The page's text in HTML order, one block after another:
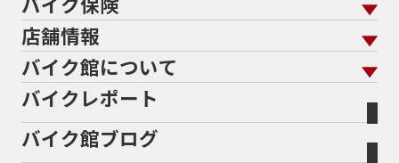
メーカーから探す
色から探す
スタイルから探す
排気量から探す
中古車から探す
バイク館買取の強み
バイクを高く売るコツ
バイク買取の流れ
全国展開の強み
よくあるご質問
バイク買取強化車両
オンライン査定フォーム
メンテナンス トップ
バイク点検
バイク車検
Bikeep
プロテクションフィルム
バイク保険 トップ
自賠責保険
任意保険
バイク保険無料見積り（現在未加入の方）
店舗情報
店舗情報 トップ
北海道
宮城
バイク館について
バイク館について トップ
バイク館が選ばれる理由
バイクレポート
バイク館ブログ